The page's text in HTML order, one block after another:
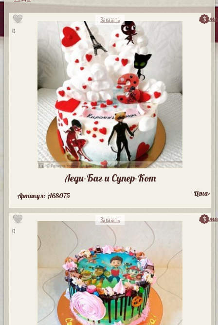
0
Заказать
Леди-Баг и Супер-Кот
Артикул: A68075 Цена:
0
Заказать